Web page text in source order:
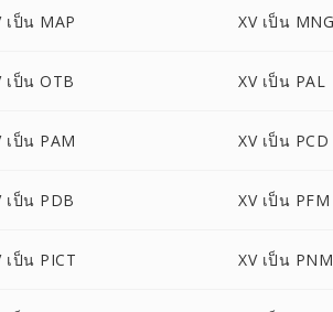
เป็น MAP XV เป็น
เป็น OTB XV เป็น PAL
เป็น PAM XV เป็น PCD
เป็น PDB XV เป็น PFM
เป็น PICT XV เป็น PNM